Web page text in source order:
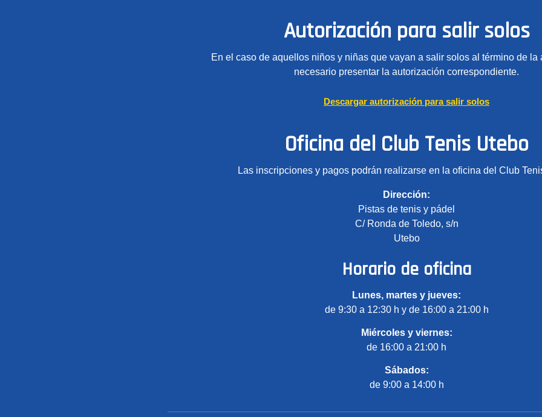
Autorización para salir solos
En el caso de aquellos niños y niñas que vayan a salir solos al término de la
necesario presentar la autorización correspondiente.
Descargar autorización para salir solos
Oficina del Club Tenis Utebo
Las inscripciones y pagos podrán realizarse en la oficina del Club
Dirección:
Pistas de tenis y pádel
C/ Ronda de Toledo, s/n
Utebo
Horario de oficina
Lunes, martes y jueves:
de 9:30 a 12:30 h y de 16:00 a 21:00 h
Miércoles y viernes:
de 16:00 a 21:00 h
Sábados:
de 9:00 a 14:00 h